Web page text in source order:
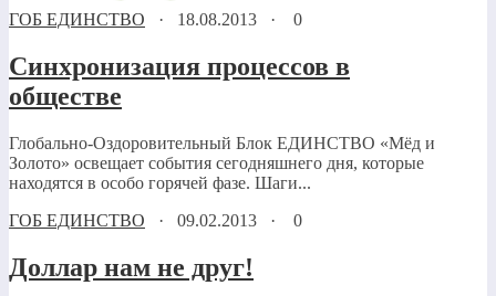
ГОБ ЕДИНСТВО · 18.08.2013 · 0
Синхронизация процессов в
обществе
Глобально-Оздоровительный Блок ЕДИНСТВО «Мёд и
Золото» освещает события сегодняшнего дня, которые
находятся в особо горячей фазе. Шаги...
ГОБ ЕДИНСТВО · 09.02.2013 · 0
Доллар нам не друг!